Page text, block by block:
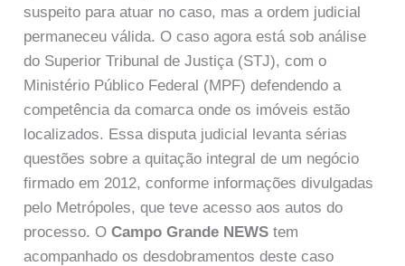
suspeito para atuar no caso, mas a ordem judicial
permaneceu válida. O caso agora está sob análise
do Superior Tribunal de Justiça (STJ), com o
Ministério Público Federal (MPF) defendendo a
competência da comarca onde os imóveis estão
localizados. Essa disputa judicial levanta sérias
questões sobre a quitação integral de um negócio
firmado em 2012, conforme informações divulgadas
pelo Metrópoles, que teve acesso aos autos do
processo. OCampo Grande NEWS tem
acompanhado os desdobramentos deste caso